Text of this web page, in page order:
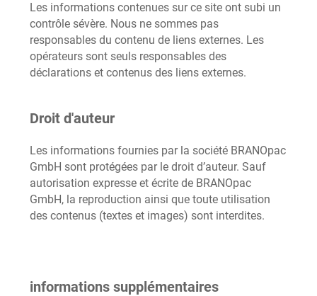
Les informations contenues sur ce site ont subi un
contrôle sévère. Nous ne sommes pas
responsables du contenu de liens externes. Les
opérateurs sont seuls responsables des
déclarations et contenus des liens externes.
Droit d'auteur
Les informations fournies par la société BRANOpac
GmbH sont protégées par le droit d’auteur. Sauf
autorisation expresse et écrite de BRANOpac
GmbH, la reproduction ainsi que toute utilisation
des contenus (textes et images) sont interdites.
informations supplémentaires